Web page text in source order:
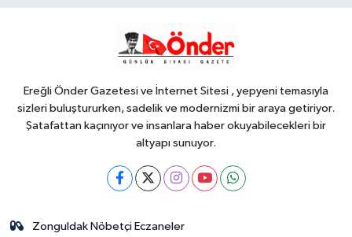
18:45
girişimcilere yeni kapılar açıyor
Ereğli Önder Gazetesi ve İnternet Sitesi , yepyeni temasıyla
sizleri buluştururken, sadelik ve modernizmi bir araya getiriyor.
Şatafattan kaçınıyor ve insanlara haber okuyabilecekleri bir
altyapı sunuyor.
Zonguldak Nöbetçi Eczaneler